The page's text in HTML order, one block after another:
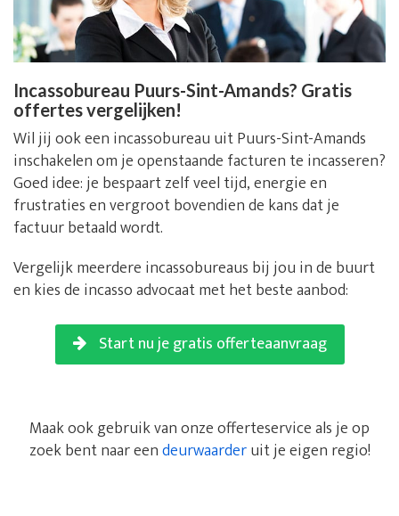
Incassobureau Puurs-Sint-Amands? Gratis
offertes vergelijken!
Wil jij ook een incassobureau uit Puurs-Sint-Amands
inschakelen om je openstaande facturen te incasseren?
Goed idee: je bespaart zelf veel tijd, energie en
frustraties en vergroot bovendien de kans dat je
factuur betaald wordt.
Vergelijk meerdere incassobureaus bij jou in de buurt
en kies de incasso advocaat met het beste aanbod:
Start nu je gratis offerteaanvraag
Maak ook gebruik van onze offerteservice als je op
zoek bent naar eendeurwaarderuit je eigen regio!